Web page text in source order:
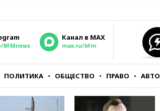
BFMnews
Канал в MAX
max.ru/bfm
ПОЛИТИКА ОБЩЕСТВО ПРАВО АВТО